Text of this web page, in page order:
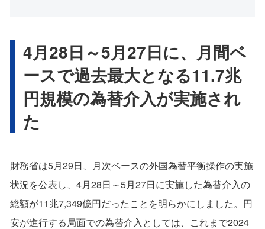
4月28日～5月27日に、月間ベ
ースで過去最大となる11.7兆
円規模の為替介入が実施され
た
財務省は5月29日、月次ベースの外国為替平衡操作の実施
状況を公表し、4月28日～5月27日に実施した為替介入の
総額が11兆7,349億円だったことを明らかにしました。円
安が進行する局面での為替介入としては、これまで2024